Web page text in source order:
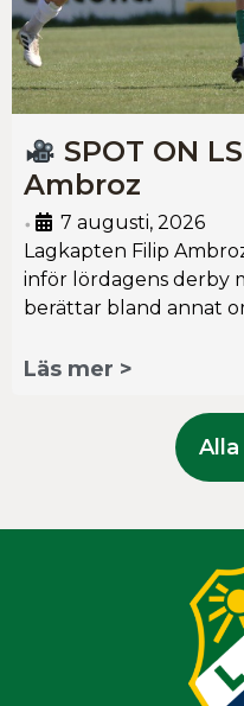
SPOT ON
Ambroz
•
7 augusti, 2026
Lagkapten Filip
inför lördagens derby
berättar bland annat
Läs mer >